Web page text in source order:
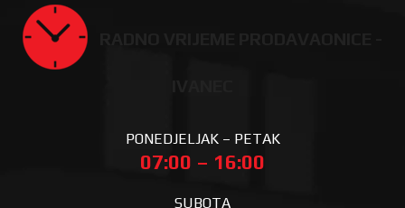
PONEDJELJAK – PETAK
07:00 – 16:00
SUBOTA